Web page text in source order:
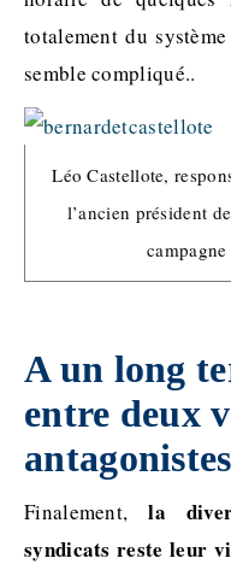
totalement du
semble compliqué..
Léo Castellote,
l’ancien président
A un long
entre deux
antagonistes
Finalement,la
syndicats reste leur